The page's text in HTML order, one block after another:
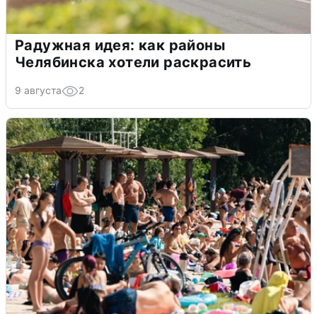
Радужная идея: как районы
Челябинска хотели раскрасить
9 августа 2